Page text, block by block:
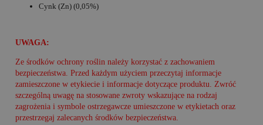
Cynk (Zn) (0,05%)
UWAGA:
Ze środków ochrony roślin należy korzystać z zachowaniem
bezpieczeństwa. Przed każdym użyciem przeczytaj informacje
zamieszczone w etykiecie i informacje dotyczące produktu. Zwróć
szczególną uwagę na stosowane zwroty wskazujące na rodzaj
zagrożenia i symbole ostrzegawcze umieszczone w etykietach oraz
przestrzegaj zalecanych środków bezpieczeństwa.